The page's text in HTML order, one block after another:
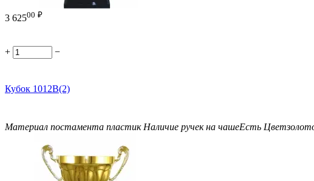
3 62500 ₽
+ −
Кубок 1012B(2)
Материал постамента пластик Наличие ручек на чашеЕсть Цвет